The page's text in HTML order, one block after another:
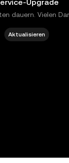
Upgrade
dauern. Vielen
Aktualisieren